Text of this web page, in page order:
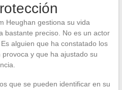
Heughan gestiona su vida
bastante preciso. No es un actor
alguien que ha constatado los
y que ha ajustado su
que se pueden identificar en su